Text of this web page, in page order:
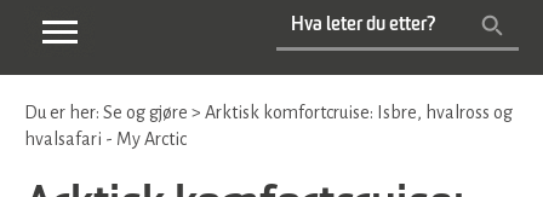
Du er her: Se og gjøre > Arktisk komfortcruise: Isbre, hvalross og
hvalsafari - My Arctic